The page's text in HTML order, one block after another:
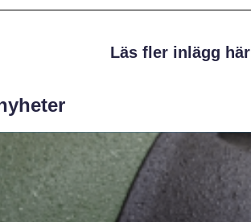
Läs fler inlägg här